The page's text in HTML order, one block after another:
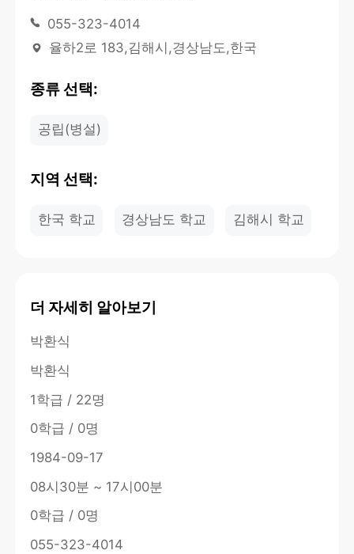
055-323-4014
율하2로 183,김해시,경상남도,한국
종류 선택:
공립(병설)
지역 선택:
한국 학교 경상남도 학교 김해시 학교
더 자세히 알아보기
박환식
박환식
1학급 / 22명
0학급 / 0명
1984-09-17
08시30분 ~ 17시00분
0학급 / 0명
055-323-4014